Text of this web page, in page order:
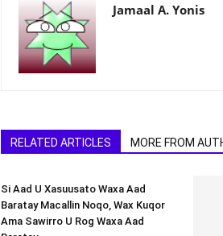
Jamaal A. Yonis
RELATED ARTICLES MORE FROM
Si Aad U Xasuusato Waxa Aad
Baratay Macallin Noqo, Wax Kuqor
Ama Sawirro U Rog Waxa Aad